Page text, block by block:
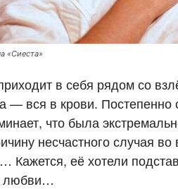
«Сиеста»
в себя рядом со
— вся в крови.
что была
несчастного случая
Кажется, её хотели
любви…